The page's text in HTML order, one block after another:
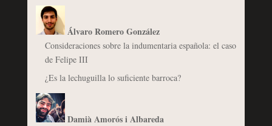
Álvaro Romero González
Consideraciones sobre la indumentaria española: el caso
de Felipe III
¿Es la lechuguilla lo suficiente barroca?
Damià Amorós i Albareda